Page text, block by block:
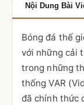
Nội Dung Bài
Bóng đá thế
với những cải
trong những
thống VAR
đã chính thức